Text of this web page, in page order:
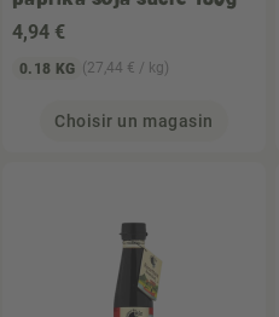
4,94 €
0.18 KG (27,44 € / kg)
Choisir un magasin